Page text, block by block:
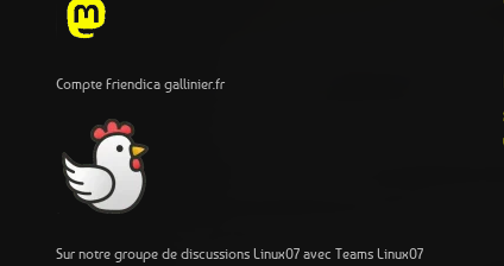
Compte Friendica gallinier.fr
Sur notre groupe de discussions Linux07 avec Teams Linux07